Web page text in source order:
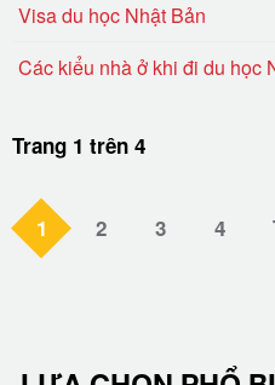
Visa du học Nhật Bản
Các kiểu nhà ở khi đi du học
Trang 1 trên 4
1 2 3 4